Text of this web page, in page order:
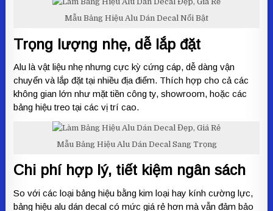
Mẫu Bảng Hiệu Alu Dán Decal Nổi Bật
Trọng lượng nhẹ, dễ lắp đặt
Alu là vật liệu nhẹ nhưng cực kỳ cứng cáp, dễ dàng vận
chuyển và lắp đặt tại nhiều địa điểm. Thích hợp cho cả các
không gian lớn như mặt tiền công ty, showroom, hoặc các
bảng hiệu treo tại các vị trí cao.
Mẫu Bảng Hiệu Alu Dán Decal Sang Trọng
Chi phí hợp lý, tiết kiệm ngân sách
So với các loại bảng hiệu bằng kim loại hay kính cường lực,
bảng hiệu alu dán decal có mức giá rẻ hơn mà vẫn đảm bảo